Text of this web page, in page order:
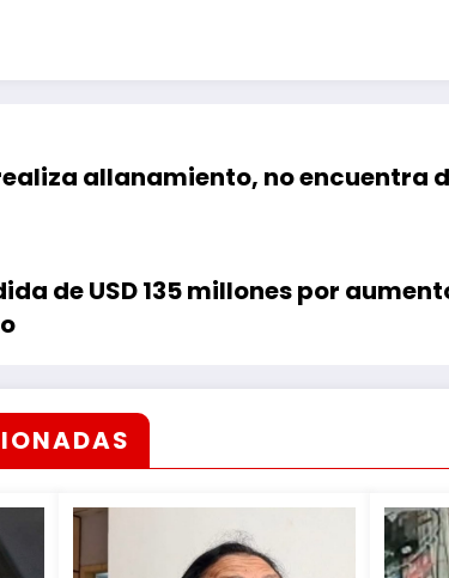
allanamiento, no encuentra
de USD 135 millones por